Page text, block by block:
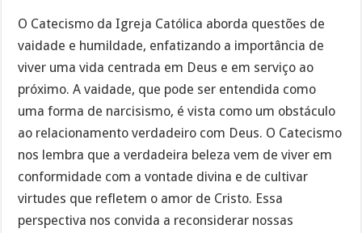
O Catecismo da Igreja Católica aborda questões de
vaidade e humildade, enfatizando a importância de
viver uma vida centrada em Deus e em serviço ao
próximo. A vaidade, que pode ser entendida como
uma forma de narcisismo, é vista como um obstáculo
ao relacionamento verdadeiro com Deus. O Catecismo
nos lembra que a verdadeira beleza vem de viver em
conformidade com a vontade divina e de cultivar
virtudes que refletem o amor de Cristo. Essa
perspectiva nos convida a reconsiderar nossas